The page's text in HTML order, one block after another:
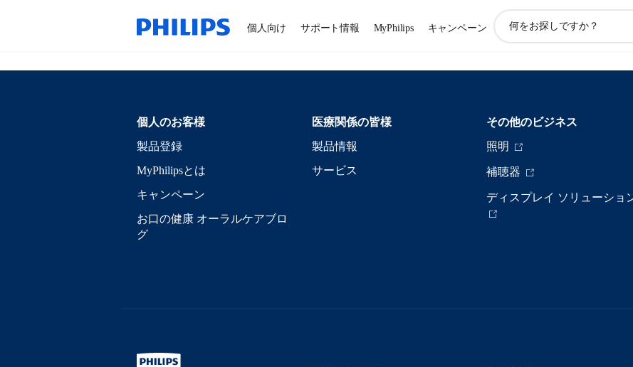
個人向け サポート情報 MyPhilips キャンペーン
ト
検
個人のお客様
製品登録
MyPhilipsとは
キャンペーン
お口の健康 オーラルケアブロ
グ
医療関係の皆様
製品情報
サービス
その他のビジネス
照明
補聴器
ディスプレイ ソリューショ